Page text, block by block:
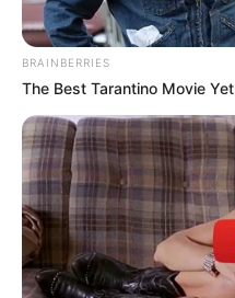
READ MORE
BRAINBERRIES
The Best Tarantino Movie Yet